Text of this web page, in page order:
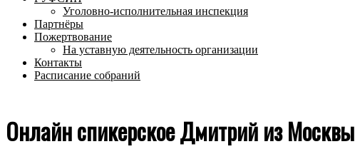
Уголовно-исполнительная инспекция
Партнёры
Пожертвование
На уставную деятельность организации
Контакты
Расписание собраний
Онлайн спикерское Дмитрий из Москвы